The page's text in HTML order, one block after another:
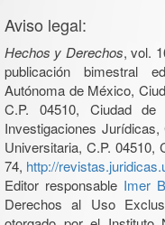
Aviso legal:
Hechos y Derechos, vol.
publicación bimestral
Autónoma de México,
C.P. 04510, Ciudad
Investigaciones
Universitaria, C.P. 04510,
74, http://
Editor responsable Imer
Derechos al Uso